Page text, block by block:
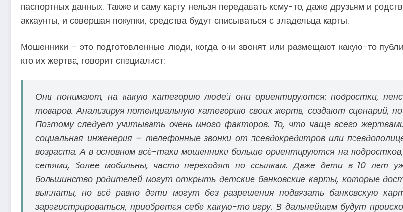
паспортных данных. Также и саму карту нельзя передавать кому-то, даже друзьям и
аккаунты, и совершая покупки, средства будут списываться с владельца карты.
Мошенники – это подготовленные люди, когда они звонят или размещают какую-то
кто их жертва, говорит специалист:
Они понимают, на какую категорию людей они ориентируются: подростки,
товаров. Анализируя потенциальную категорию своих жертв, создают сценарий,
Поэтому следует учитывать очень много факторов. То, что чаще всего
социальная инженерия – телефонные звонки от псевдокредитров или
возраста. А в основном всё-таки мошенники больше ориентируются на
сетями, более мобильны, часто переходят по ссылкам. Даже дети в 10 лет
большинство родителей могут открыть детские банковские карты, которые
выплаты, но всё равно дети могут без разрешения подвязать банковскую
зарегистрироваться, приобретая себе какую-то игру. В дальнейшем будут